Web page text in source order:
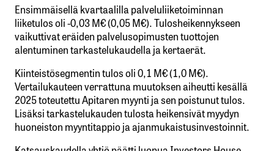
Ensimmäisellä kvartaalilla palveluliiketoiminnan
liiketulos oli -0,03 M€ (0,05 M€). Tulosheikennykseen
vaikuttivat eräiden palvelusopimusten tuottojen
alentuminen tarkastelukaudella ja kertaerät.
Kiinteistösegmentin tulos oli 0,1 M€ (1,0 M€).
Vertailukauteen verrattuna muutoksen aiheutti kesällä
2025 toteutettu Apitaren myynti ja sen poistunut tulos.
Lisäksi tarkastelukauden tulosta heikensivät myydyn
huoneiston myyntitappio ja ajanmukaistusinvestoinnit.